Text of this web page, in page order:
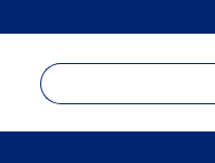
TÌM
KIẾM
CHO: